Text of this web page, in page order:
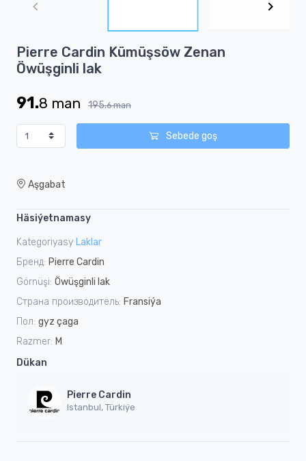
1
of
Pierre Cardin Kümüşsöw Zenan
Öwüşginli lak
91.8 man 195.6 man
Sebede goş
Aşgabat
Häsiýetnamasy
Kategoriyasy Laklar
Бренд: Pierre Cardin
Görnüşi: Öwüşginli lak
Страна производитель: Fransiýa
Пол: gyz çaga
Razmer: M
Dükan
Pierre Cardin
Istanbul, Türkiýe